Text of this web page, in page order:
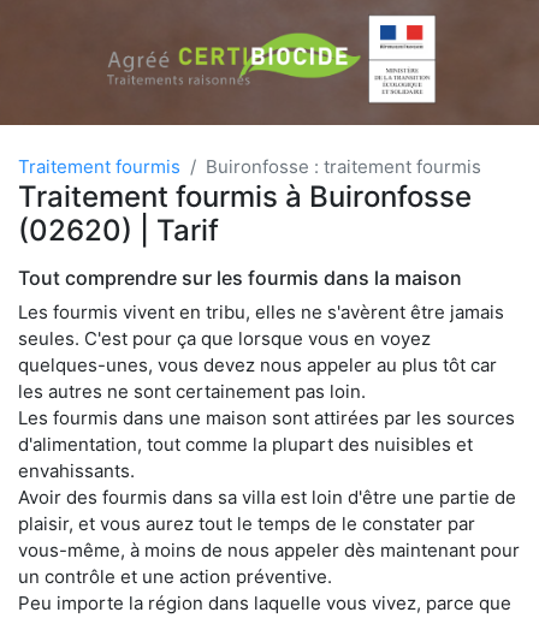
Traitement fourmis Buironfosse : traitement fourmis
Traitement fourmis à Buironfosse
(02620) | Tarif
Tout comprendre sur les fourmis dans la maison
Les fourmis vivent en tribu, elles ne s'avèrent être jamais
seules. C'est pour ça que lorsque vous en voyez
quelques-unes, vous devez nous appeler au plus tôt car
les autres ne sont certainement pas loin.
Les fourmis dans une maison sont attirées par les sources
d'alimentation, tout comme la plupart des nuisibles et
envahissants.
Avoir des fourmis dans sa villa est loin d'être une partie de
plaisir, et vous aurez tout le temps de le constater par
vous-même, à moins de nous appeler dès maintenant pour
un contrôle et une action préventive.
Peu importe la région dans laquelle vous vivez, parce que